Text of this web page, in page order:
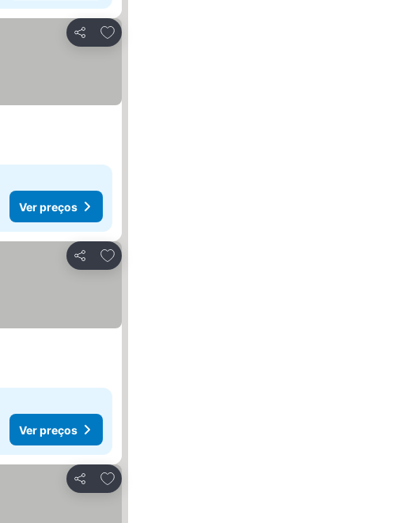
Partilhar
Adicionar aos favoritos
Ver preços
Partilhar
Adicionar aos favoritos
Ver preços
Partilhar
Adicionar aos favoritos